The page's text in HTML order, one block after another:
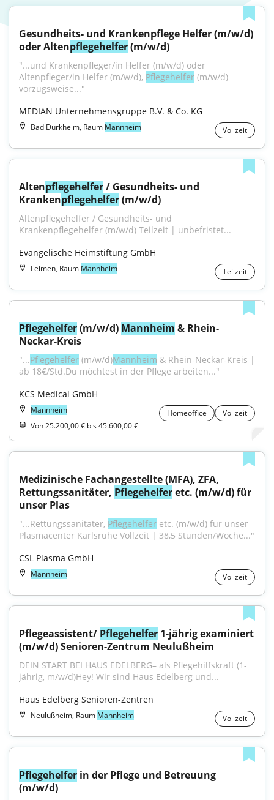
Gesundheits- und Krankenpflege Helfer (m/w/d)
oder Altenpflegehelfer (m/w/d)
"...und Krankenpfleger/in Helfer (m/w/d) oder
Altenpfleger/in Helfer (m/w/d), Pflegehelfer (m/w/d)
vorzugsweise..."
MEDIAN Unternehmensgruppe B.V. & Co. KG
Bad Dürkheim, Raum Mannheim Vollzeit
Altenpflegehelfer / Gesundheits- und
Krankenpflegehelfer (m/w/d)
Altenpflegehelfer / Gesundheits- und
Krankenpflegehelfer (m/w/d) Teilzeit | unbefristet...
Evangelische Heimstiftung GmbH
Leimen, Raum Mannheim Teilzeit
Pflegehelfer (m/w/d) Mannheim & Rhein-
Neckar-Kreis
"...Pflegehelfer (m/w/d)Mannheim & Rhein-Neckar-Kreis |
ab 18€/Std.Du möchtest in der Pflege arbeiten..."
KCS Medical GmbH
Mannheim Homeoffice
Vollzeit
Von 25.200,00 € bis 45.600,00 €
Medizinische Fachangestellte (MFA), ZFA,
Rettungssanitäter, Pflegehelfer etc. (m/w/d) für
unser Plas
"...Rettungssanitäter, Pflegehelfer etc. (m/w/d) für unser
Plasmacenter Karlsruhe Vollzeit | 38,5 Stunden/Woche..."
CSL Plasma GmbH
Mannheim Vollzeit
Pflegeassistent/ Pflegehelfer 1-jährig examiniert
(m/w/d) Senioren-Zentrum Neulußheim
DEIN START BEI HAUS EDELBERG– als Pflegehilfskraft (1-
jährig, m/w/d)Hey! Wir sind Haus Edelberg und...
Haus Edelberg Senioren-Zentren
Neulußheim, Raum Mannheim Vollzeit
Pflegehelfer in der Pflege und Betreuung
(m/w/d)